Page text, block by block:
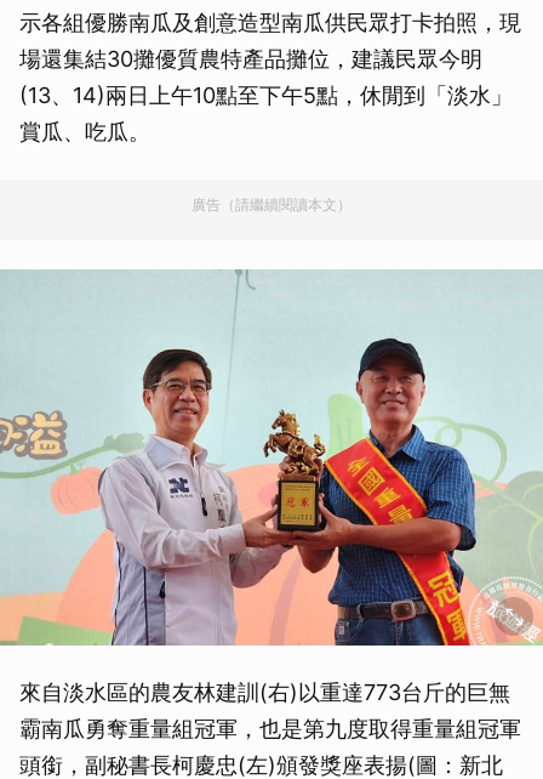
示各組優勝南瓜及創意造型南瓜供民眾打卡拍照，現
場還集結30攤優質農特產品攤位，建議民眾今明
(13、14)兩日上午10點至下午5點，休閒到「淡水」
賞瓜、吃瓜。
廣告（請繼續閱讀本文）
來自淡水區的農友林建訓(右)以重達773台斤的巨無
霸南瓜勇奪重量組冠軍，也是第九度取得重量組冠軍
頭銜，副秘書長柯慶忠(左)頒發獎座表揚(圖：新北